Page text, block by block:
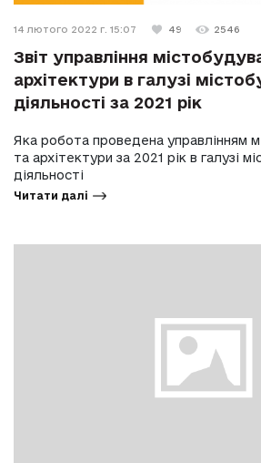
14 лютого 2022 г. 15:07 49 2546
Звіт управління
архітектури в галузі
діяльності за 2021 рік
Яка робота проведена управлінням
та архітектури за 2021 рік в галузі
діяльності
Читати далі